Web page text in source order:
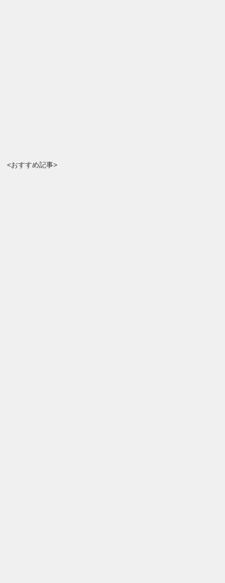
<おすすめ記事>